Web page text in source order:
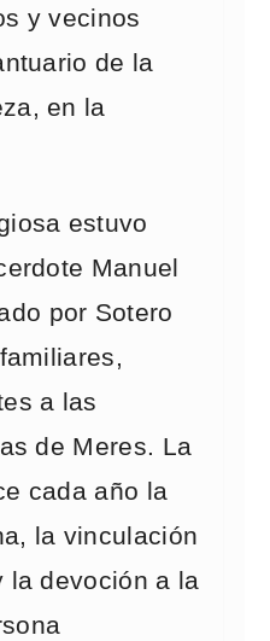
y vecinos
de la
en la
estuvo
Manuel
por Sotero
a las
de Meres. La
cada año la
la vinculación
la devoción a la